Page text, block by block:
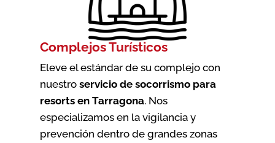
Complejos Turísticos
Eleve el estándar de su complejo con
nuestro servicio de socorrismo para
resorts en Tarragona. Nos
especializamos en la vigilancia y
prevención dentro de grandes zonas